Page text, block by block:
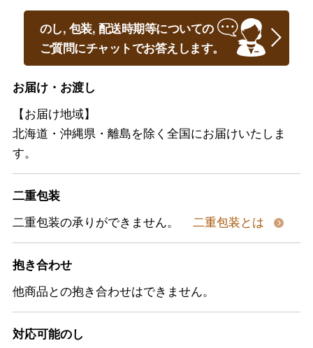
のし, 包装, 配送時期等についての
ご質問にチャットでお答えします。
お届け・お渡し
【お届け地域】
北海道・沖縄県・離島を除く全国にお届けいたしま
す。
二重包装
二重包装の承りができません。
二重包装とは
抱き合わせ
他商品との抱き合わせはできません。
対応可能のし